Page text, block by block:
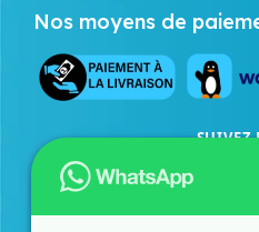
Nos moyens de
SUIVEZ
Facebook
SERVICE
77 873 43 98/